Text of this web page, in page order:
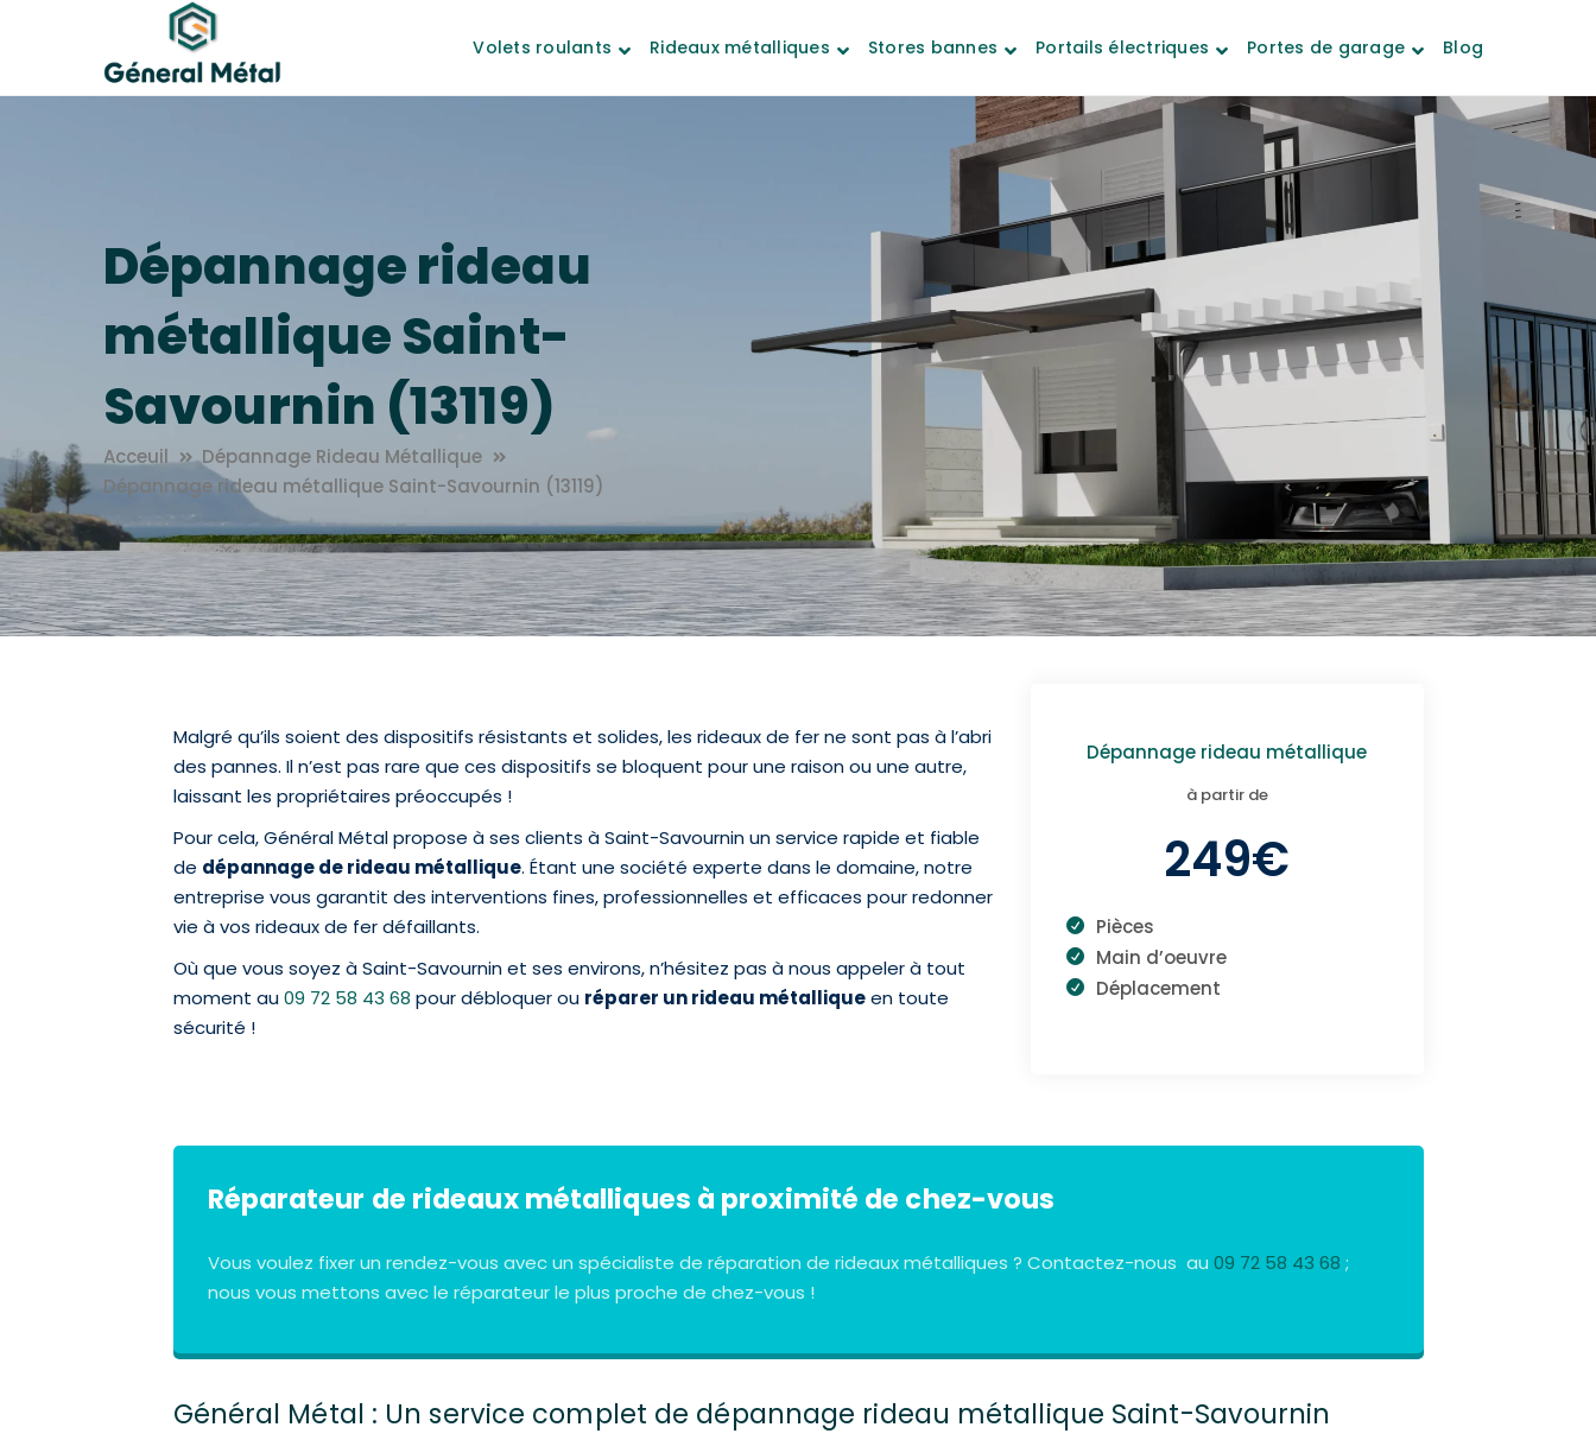
Volets roulants Rideaux métalliques Stores bannes Portails électriques Portes de garage Blog
Dépannage rideau
métallique Saint-
Savournin (13119)
Acceuil
Dépannage Rideau Métallique
Dépannage rideau métallique Saint-Savournin (13119)
Malgré qu’ils soient des dispositifs résistants et solides, les rideaux de fer ne sont pas à l’abri
des pannes. Il n’est pas rare que ces dispositifs se bloquent pour une raison ou une autre,
laissant les propriétaires préoccupés !
Pour cela, Général Métal propose à ses clients à Saint-Savournin un service rapide et fiable
de dépannage de rideau métallique. Étant une société experte dans le domaine, notre
entreprise vous garantit des interventions fines, professionnelles et efficaces pour redonner
vie à vos rideaux de fer défaillants.
Où que vous soyez à Saint-Savournin et ses environs, n’hésitez pas à nous appeler à tout
moment au09 72 58 43 68 pour débloquer ou réparer un rideau métalliqueen toute
sécurité !
Dépannage rideau métallique
à partir de
249€
Pièces
Main d’oeuvre
Déplacement
Réparateur de rideaux métalliques à proximité de chez-vous
Vous voulez fixer un rendez-vous avec un spécialiste de réparation de rideaux métalliques ? Contactez-nous au 09 72 58 43 68 ;
nous vous mettons avec le réparateur le plus proche de chez-vous !
Général Métal : Un service complet de dépannage rideau métallique Saint-Savournin